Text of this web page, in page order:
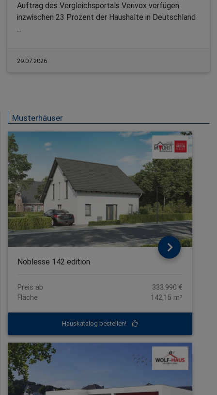
Auftrag des Vergleichsportals Verivox verfügen
inzwischen 23 Prozent der Haushalte in Deutschland
29.07.2026
Musterhäuser
Noblesse 142 edition
Preis ab
333.990 €
Fläche
142,15 m²
Hauskatalog bestellen!